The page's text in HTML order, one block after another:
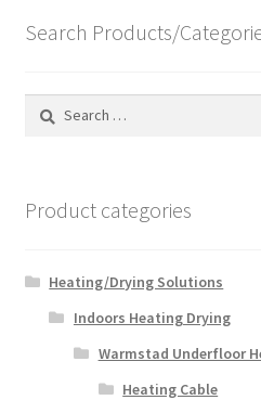
high
Search Products/
Search
Product categories
Heating/Drying Solutions
Indoors Heating Drying
Warmstad Underfloor
Heating Cable